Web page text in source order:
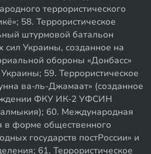
террористического
58. Террористическое
штурмовой батальон
сил Украины, созданное на
обороны «Донбасс»
59. Террористическое
ва-ль-Джамаат» (созданное
ФКУ ИК-2 УФСИН
60. Международная
в форме общественного
государств постРоссии» и
61. Террористическое